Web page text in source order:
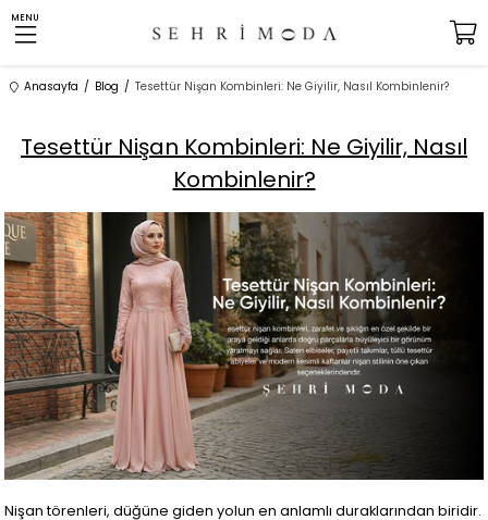
MENU
Anasayfa Blog Tesettür Nişan Kombinleri: Ne Giyilir, Nasıl Kombinlenir?
Tesettür Nişan Kombinleri: Ne Giyilir, Nasıl
Kombinlenir?
Nişan törenleri, düğüne giden yolun en anlamlı duraklarından biridir.